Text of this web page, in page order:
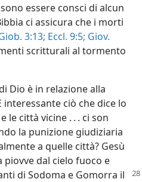
essere consci di alcun
ci assicura che i morti
3:13; Eccl. 9:5; Giov.
scritturali al tormento
Dio è in relazione alla
interessante ciò che dice lo
le città vicine . . . ci son
la punizione giudiziaria
a quelle città? Gesù
piovve dal cielo fuoco e
di Sodoma e Gomorra il